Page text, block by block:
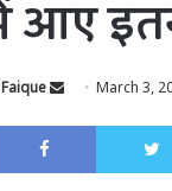
आए
SendMarch 3,